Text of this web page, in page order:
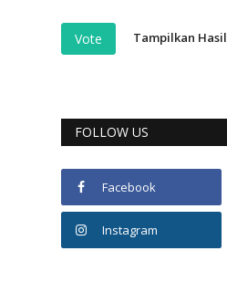
Vote Tampilkan Hasil
FOLLOW US
Facebook
Instagram